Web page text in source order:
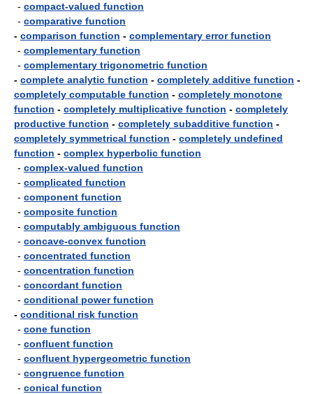
- compact-valued function
- comparative function
- comparison function - complementary error function
- complementary function
- complementary trigonometric function
- complete analytic function - completely additive function -
completely computable function - completely monotone
function - completely multiplicative function - completely
productive function - completely subadditive function -
completely symmetrical function - completely undefined
function - complex hyperbolic function
- complex-valued function
- complicated function
- component function
- composite function
- computably ambiguous function
- concave-convex function
- concentrated function
- concentration function
- concordant function
- conditional power function
- conditional risk function
- cone function
- confluent function
- confluent hypergeometric function
- congruence function
- conical function